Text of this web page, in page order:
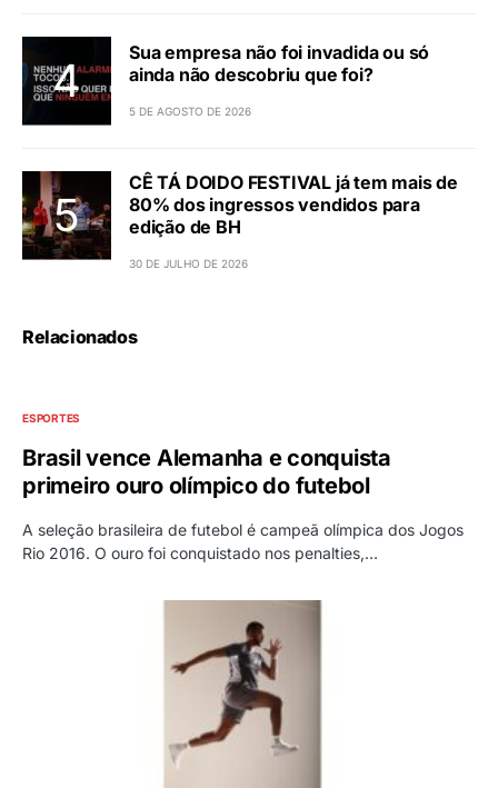
Sua empresa não foi invadida ou só
ainda não descobriu que foi?
5 DE AGOSTO DE 2026
CÊ TÁ DOIDO FESTIVAL já tem mais de
80% dos ingressos vendidos para
edição de BH
30 DE JULHO DE 2026
Relacionados
ESPORTES
Brasil vence Alemanha e conquista
primeiro ouro olímpico do futebol
A seleção brasileira de futebol é campeã olímpica dos Jogos
Rio 2016. O ouro foi conquistado nos penalties,…